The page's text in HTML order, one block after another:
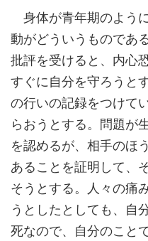
身体が青年期のよう
動がどういうものであ
批評を受けると、内心
すぐに自分を守ろうと
の行いの記録をつけて
らおうとする。問題が
を認めるが、相手のほ
あることを証明して、
そうとする。人々の痛
うとしたとしても、自
死なので、自分のこと